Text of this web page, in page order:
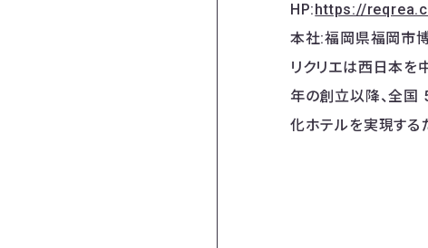
HP:https://
本社:福岡県福岡市
リクリエは西日本を
年の創立以降、全国
化ホテルを実現する